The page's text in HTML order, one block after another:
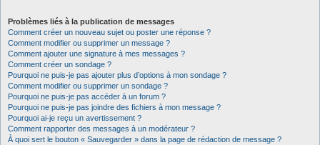
Problèmes liés à la publication de messages
Comment créer un nouveau sujet ou poster une réponse ?
Comment modifier ou supprimer un message ?
Comment ajouter une signature à mes messages ?
Comment créer un sondage ?
Pourquoi ne puis-je pas ajouter plus d’options à mon sondage ?
Comment modifier ou supprimer un sondage ?
Pourquoi ne puis-je pas accéder à un forum ?
Pourquoi ne puis-je pas joindre des fichiers à mon message ?
Pourquoi ai-je reçu un avertissement ?
Comment rapporter des messages à un modérateur ?
À quoi sert le bouton « Sauvegarder » dans la page de rédaction de message ?